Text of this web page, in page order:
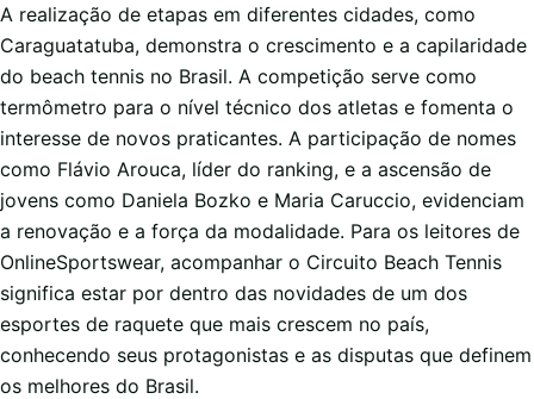
A realização de etapas em diferentes cidades, como
Caraguatatuba, demonstra o crescimento e a capilaridade
do beach tennis no Brasil. A competição serve como
termômetro para o nível técnico dos atletas e fomenta o
interesse de novos praticantes. A participação de nomes
como Flávio Arouca, líder do ranking, e a ascensão de
jovens como Daniela Bozko e Maria Caruccio, evidenciam
a renovação e a força da modalidade. Para os leitores de
OnlineSportswear, acompanhar o Circuito Beach Tennis
significa estar por dentro das novidades de um dos
esportes de raquete que mais crescem no país,
conhecendo seus protagonistas e as disputas que definem
os melhores do Brasil.